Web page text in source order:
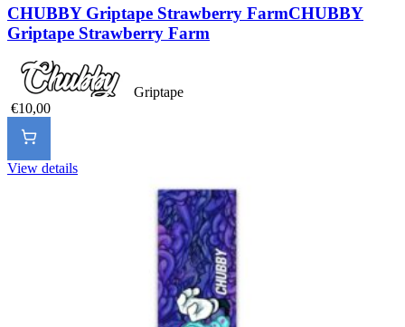
CHUBBY Griptape Strawberry FarmCHUBBY
Griptape Strawberry Farm
Griptape
€10,00
View details